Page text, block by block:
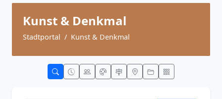
Kunst & Denkmal
Stadtportal Kunst & Denkmal